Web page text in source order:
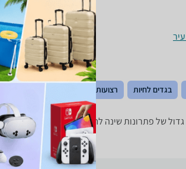
בגדים לחיות רצועות, קולרים ורתמות
של פתרונות שינה לחיות מחמד: מלונות,